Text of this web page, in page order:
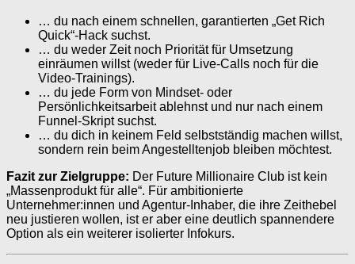
… du nach einem schnellen, garantierten „Get Rich
Quick“-Hack suchst.
… du weder Zeit noch Priorität für Umsetzung
einräumen willst (weder für Live-Calls noch für die
Video-Trainings).
… du jede Form von Mindset- oder
Persönlichkeitsarbeit ablehnst und nur nach einem
Funnel-Skript suchst.
… du dich in keinem Feld selbstständig machen willst,
sondern rein beim Angestelltenjob bleiben möchtest.
Fazit zur Zielgruppe: Der Future Millionaire Club ist kein
„Massenprodukt für alle“. Für ambitionierte
Unternehmer:innen und Agentur-Inhaber, die ihre Zeithebel
neu justieren wollen, ist er aber eine deutlich spannendere
Option als ein weiterer isolierter Infokurs.